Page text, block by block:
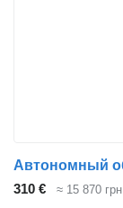
310 € ≈ 15 870 грн